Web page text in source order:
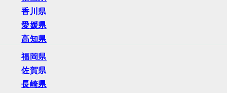
香川県
愛媛県
高知県
福岡県
佐賀県
長崎県